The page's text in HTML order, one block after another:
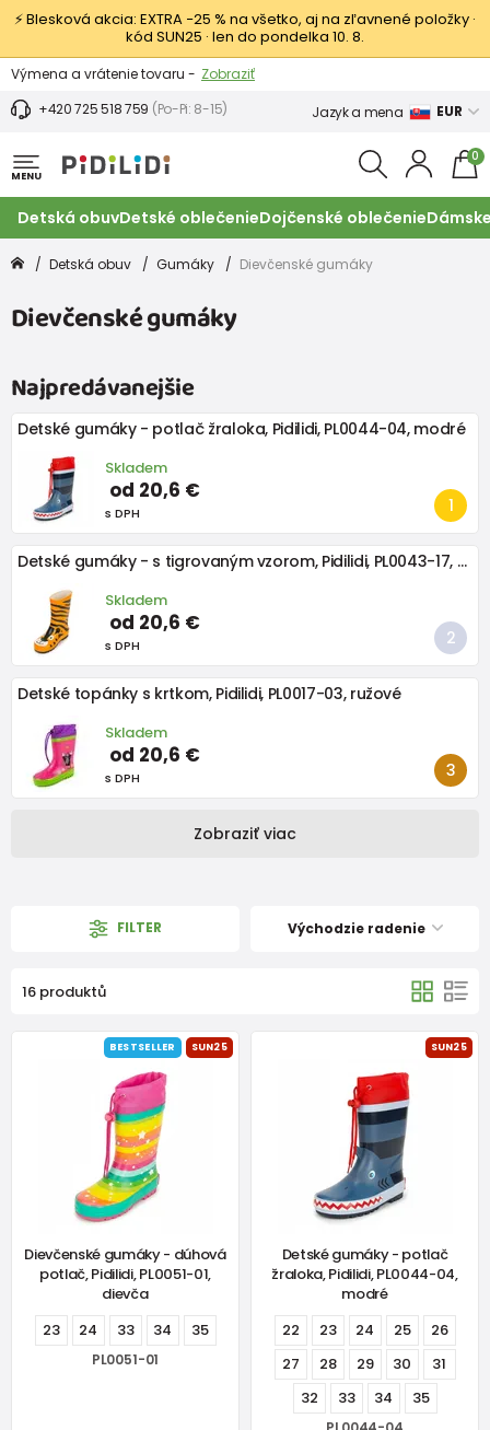
⚡ Blesková akcia: EXTRA −25 % na všetko, aj na zľavnené položky ·
kód SUN25 · len do pondelka 10. 8.
Výmena a vrátenie tovaru - Zobraziť
Zľava 3,80 EUR na prvý nákup - Podmienky
+420 725 518 759 (Po-Pi: 8-15) Jazyk a mena EUR
MENU
0
Detská obuvDetské oblečenieDojčenské oblečenie
Detská obuv Gumáky Dievčenské gumáky
Dievčenské gumáky
Najpredávanejšie
Detské gumáky - potlač žraloka, Pidilidi, PL0044-04, modré
Skladem
od 20,6 €
s DPH
Detské gumáky - s tigrovaným vzorom, Pidilidi, PL0043-17, oranžová
Skladem
od 20,6 €
s DPH
Detské topánky s krtkom, Pidilidi, PL0017-03, ružové
Skladem
od 20,6 €
s DPH
Zobraziť viac
FILTER Východzie radenie
16 produktů
BESTSELLER SUN25
Dievčenské gumáky - dúhová
potlač, Pidilidi, PL0051-01,
dievča
23
24 33 34 35
PL0051-01
SUN25
Detské gumáky - potlač
žraloka, Pidilidi, PL0044-04,
modré
22
23 24 25
26
27
28 29 30
31
32
33 34 35